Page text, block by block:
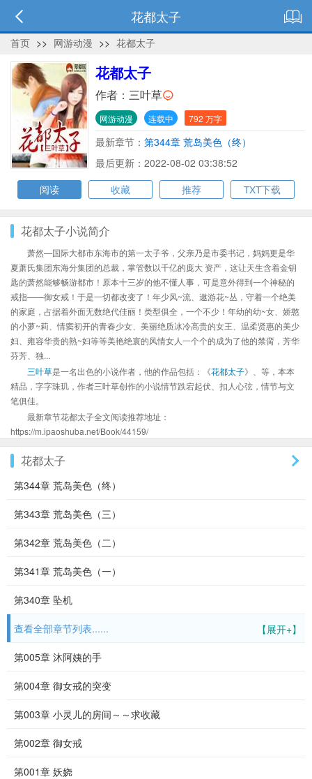
花都太子
首页 >> 网游动漫 >> 花都太子
花都太子
作者： 三叶草
网游动漫 连载中 792 万字
最新章节： 第344章 荒岛美色（终）
最后更新：2022-08-02 03:38:52
阅读
收藏 推荐 TXT下载
花都太子小说简介
萧然—国际大都市东海市的第一太子爷，父亲乃是市委书记，妈妈更是华
夏萧氏集团东海分集团的总裁，掌管数以千亿的庞大 资产，这让天生含着金钥
匙的萧然能够畅游都市！原本十三岁的他不懂人事，可是意外得到一个神秘的
戒指——御女戒！于是一切都改变了！年少风~流、遨游花~丛，守着一个绝美
的家庭，占据着外面无数绝代佳丽！类型俱全，一个不少！年幼的幼~女、娇憨
的小萝~莉、情窦初开的青春少女、美丽绝质冰冷高贵的女王、温柔贤惠的美少
妇、雍容华贵的熟~妇等等美艳绝寰的风情女人一个个的成为了他的禁脔，芳华
芬芳、独...
三叶草是一名出色的小说作者，他的作品包括：《花都太子》、等，本本
精品，字字珠玑，作者三叶草创作的小说情节跌宕起伏、扣人心弦，情节与文
笔俱佳。
最新章节花都太子全文阅读推荐地址：
https://m.ipaoshuba.net/Book/44159/
花都太子
第344章 荒岛美色（终）
第343章 荒岛美色（三）
第342章 荒岛美色（二）
第341章 荒岛美色（一）
第340章 坠机
【展开+】
查看全部章节列表......
第005章 沐阿姨的手
第004章 御女戒的突变
第003章 小灵儿的房间～～求收藏
第002章 御女戒
第001章 妖娆